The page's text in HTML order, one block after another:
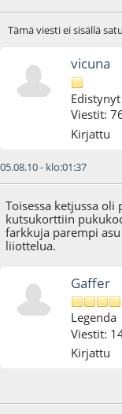
Tämä viesti ei sisällä
vicuna
Edistynyt
Viestit:
Kirjattu
05.08.10 - klo:01:37
Toisessa ketjussa
kutsukorttiin
farkkuja parempi
liiottelua.
Gaffer
Legenda
Viestit:
Kirjattu